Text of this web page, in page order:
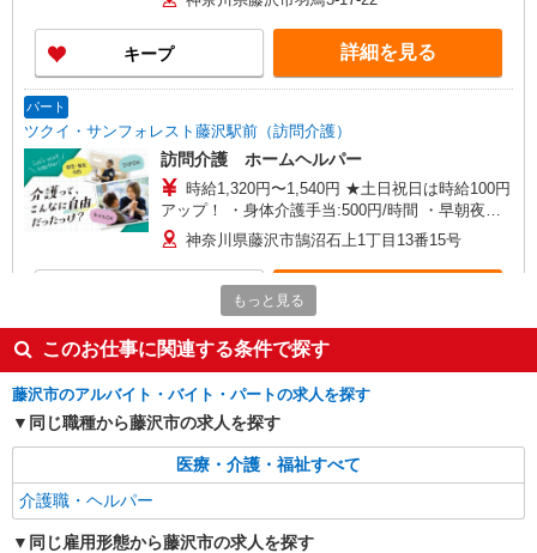
キープ 詳細を見る
パート
ツクイ・サンフォレスト藤沢駅前（訪問介護）
訪問介護 ホームヘルパー
時給1,320円〜1,540円 ★土日祝日は時給100円
アップ！ ・身体介護手当:500円/時間 ・早朝夜間
深夜手当:300円/時間 （18:00〜翌07:59の時間
帯） ・ICT手当:2,000円/月 ・深夜割増は別途支給
・ケア→ケアの移動時間も賃金（時給）を支給 ※
給与幅は資格・経験等による
神奈川県藤沢市鵠沼石上1丁目13番15号
パート
ツクイ・サンフォレスト藤沢駅前（訪問介護）
訪問介護 ホームヘルパー 土日祝日限定
時給1,420円〜1,640円 ・身体介護手当:500円/
時間 ・早朝夜間深夜手当:300円/時間 （18:00〜
翌07:59の時間帯） ・ICT手当:2,000円/月 ・深夜
（時給）を支給 ・土日祝日手当:100円/時間含む
※給与幅は資格・経験等による
神奈川県藤沢市鵠沼石上1丁目13番15号
キープ
もっと見る
このお仕事に関連する条件で探す
藤沢市のアルバイト・バイト・パートの求人を探す
同じ職種から藤沢市の求人を探す
医療・介護・福祉すべて
介護職・ヘルパー
同じ雇用形態から藤沢市の求人を探す